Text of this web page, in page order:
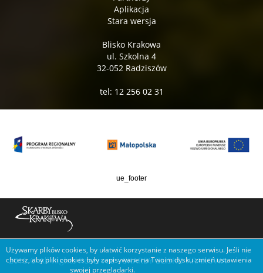
Aplikacja
Stara wersja
Blisko Krakowa
ul. Szkolna 4
32-052 Radziszów
tel: 12 256 02 31
ue_footer
2015 © All Rights Reserved - SKARBY BLISKO KRAKOWA
Używamy plików cookies, by ułatwić korzystanie z naszego serwisu. Jeśli nie
chcesz, aby pliki cookies były zapisywane na Twoim dysku zmień ustawienia
swojej przeglądarki.